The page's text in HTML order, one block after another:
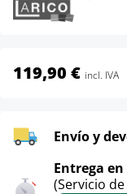
119,90 € incl. IVA
Envío y
Entrega
(Servicio